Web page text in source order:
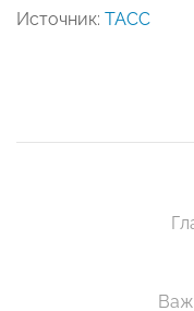
Источник: ТАСС